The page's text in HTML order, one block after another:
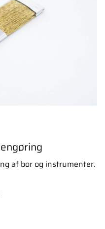
af bor og instrumenter.